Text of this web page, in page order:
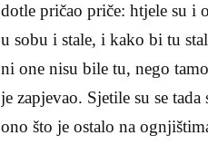
dotle pričao pri­če: htjele su i
u sobu i sta­le, i kako bi tu
ni one nisu bile tu, nego
je za­pjevao. Sjetile su se
ono što je ostalo na